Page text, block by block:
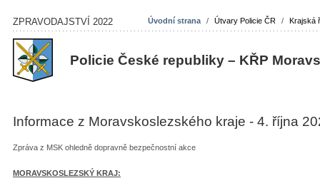
Úvodní strana / Útvary Policie ČR / Krajská
ZPRAVODAJSTVÍ 2022
Policie České republiky – KŘP
Informace z Moravskoslezského kraje - 4. října
Zpráva z MSK ohledně dopravně bezpečnostní akce
MORAVSKOSLEZSKÝ KRAJ: